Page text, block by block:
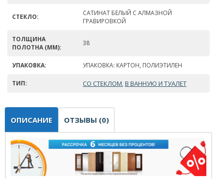
СТЕКЛО:
САТИНАТ БЕЛЫЙ С АЛМАЗНОЙ
ГРАВИРОВКОЙ
ТОЛЩИНА
ПОЛОТНА (ММ):
38
УПАКОВКА: УПАКОВКА: КАРТОН, ПОЛИЭТИЛЕН
ТИП: СО СТЕКЛОМ, В ВАННУЮ И ТУАЛЕТ
ОПИСАНИЕ ОТЗЫВЫ (0)